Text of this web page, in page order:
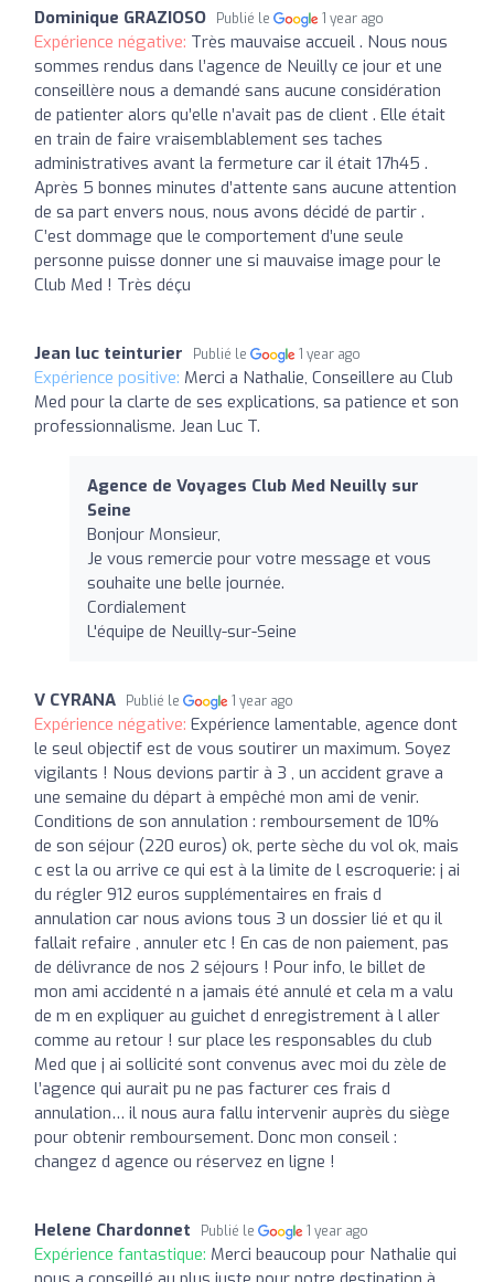
Dominique GRAZIOSO Publié le 1 year ago
Expérience négative: Très mauvaise accueil . Nous nous
sommes rendus dans l’agence de Neuilly ce jour et une
conseillère nous a demandé sans aucune considération
de patienter alors qu’elle n’avait pas de client . Elle était
en train de faire vraisemblablement ses taches
administratives avant la fermeture car il était 17h45 .
Après 5 bonnes minutes d’attente sans aucune attention
de sa part envers nous, nous avons décidé de partir .
C’est dommage que le comportement d’une seule
personne puisse donner une si mauvaise image pour le
Club Med ! Très déçu
Jean luc teinturier Publié le 1 year ago
Expérience positive: Merci a Nathalie, Conseillere au Club
Med pour la clarte de ses explications, sa patience et son
professionnalisme. Jean Luc T.
Agence de Voyages Club Med Neuilly sur
Seine
Bonjour Monsieur,
Je vous remercie pour votre message et vous
souhaite une belle journée.
Cordialement
L'équipe de Neuilly-sur-Seine
V CYRANA Publié le 1 year ago
Expérience négative: Expérience lamentable, agence dont
le seul objectif est de vous soutirer un maximum. Soyez
vigilants ! Nous devions partir à 3 , un accident grave a
une semaine du départ à empêché mon ami de venir.
Conditions de son annulation : remboursement de 10%
de son séjour (220 euros) ok, perte sèche du vol ok, mais
c est la ou arrive ce qui est à la limite de l escroquerie: j ai
du régler 912 euros supplémentaires en frais d
annulation car nous avions tous 3 un dossier lié et qu il
fallait refaire , annuler etc ! En cas de non paiement, pas
de délivrance de nos 2 séjours ! Pour info, le billet de
mon ami accidenté n a jamais été annulé et cela m a valu
de m en expliquer au guichet d enregistrement à l aller
comme au retour ! sur place les responsables du club
Med que j ai sollicité sont convenus avec moi du zèle de
l’agence qui aurait pu ne pas facturer ces frais d
annulation… il nous aura fallu intervenir auprès du siège
pour obtenir remboursement. Donc mon conseil :
changez d agence ou réservez en ligne !
Helene Chardonnet Publié le 1 year ago
Expérience fantastique: Merci beaucoup pour Nathalie qui